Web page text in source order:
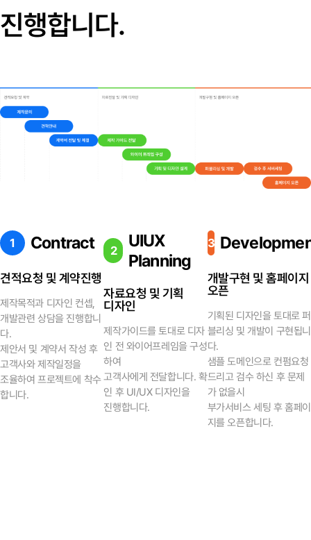
진행합니다.
1 Contract
견적요청 및 계약진행
제작목적과 디자인 컨셉,
개발관련 상담을 진행합니
다.
제안서 및 계약서 작성 후
고객사와 제작일정을
조율하여 프로젝트에 착수
합니다.
2
UIUX
Planning
자료요청 및 기획
디자인
제작가이드를 토대로 디자
인 전 와이어프레임을 구성
하여
고객사에게 전달합니다. 확
인 후 UI/UX 디자인을
진행합니다.
3
개발구현 및 홈페이지
오픈
기획된 디자인을 토대로 퍼
블리싱 및 개발이 구현됩니
다.
샘플 도메인으로 컨펌요청
드리고 검수 하신 후 문제
가 없을시
부가서비스 세팅 후 홈페이
지를 오픈합니다.